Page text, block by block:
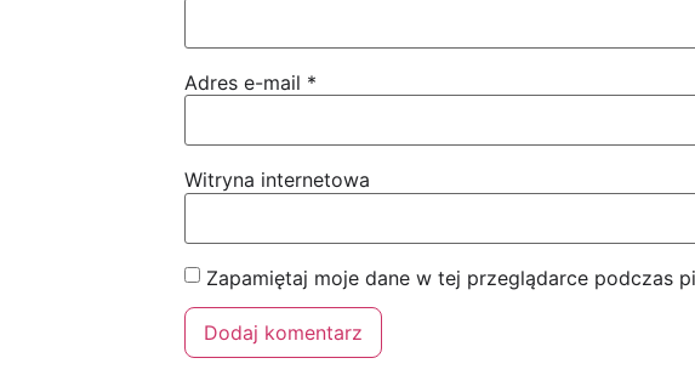
Adres e-mail *
Witryna internetowa
Zapamiętaj moje dane w tej przeglądarce podczas